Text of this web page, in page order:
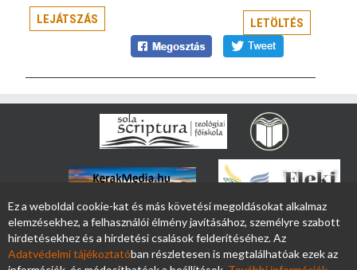
LEJÁTSZÁS
LETÖLTÉS
Ez a weboldal cookie-kat és más követési megoldásokat alkalmaz
elemzésekhez, a felhasználói élmény javításához, személyre szabott
hirdetésekhez és a hirdetési csalások felderítéséhez. Az
Adatvédelmi tájékoztatóban részletesen is megtalálhatóak ezek az